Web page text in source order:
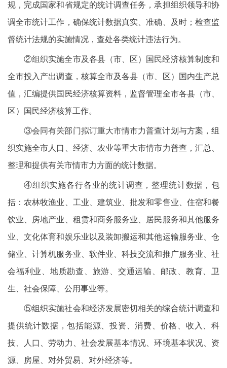
规，完成国家和省规定的统计调查任务，承担组织领导和协
调全市统计工作，确保统计数据真实、准确、及时；检查监
督统计法规的实施情况，查处各类统计违法行为。
②组织实施全市及各县（市、区）国民经济核算制度和
全市投入产出调查，核算全市及各县（市、区）国内生产总
值，汇编提供国民经济核算资料，监督管理全市各县（市、
区）国民经济核算工作。
③会同有关部门拟订重大市情市力普查计划与方案，组
织实施全市人口、经济、农业等重大市情市力普查，汇总、
整理和提供有关市情市力方面的统计数据。
④组织实施各行各业的统计调查，整理统计数据，包
括：农林牧渔业、工业、建筑业、批发和零售业、住宿和餐
饮业、房地产业、租赁和商务服务业、居民服务和其他服务
业、文化体育和娱乐业以及装卸搬运和其他运输服务业、仓
储业、计算机服务业、软件业、科技交流和推广服务业、社
会福利业、地质勘查、旅游、交通运输、邮政、教育、卫
生、社会保障、公用事业等。
⑤组织实施社会和经济发展密切相关的综合统计调查和
提供统计数据，包括能源、投资、消费、价格、收入、科
技、人口、劳动力、社会发展基本情况、环境基本状况、资
源、房屋、对外贸易、对外经济等。